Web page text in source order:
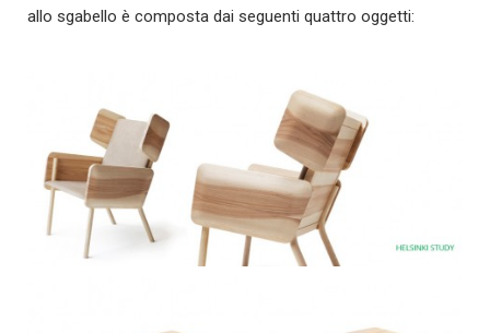
allo sgabello è composta dai seguenti quattro oggetti: